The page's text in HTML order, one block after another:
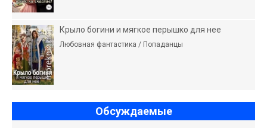
Крыло богини и мягкое перышко для нее
Любовная фантастика / Попаданцы
Обсуждаемые